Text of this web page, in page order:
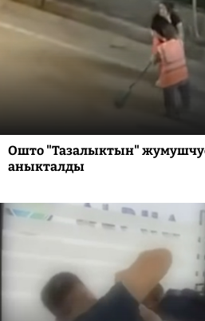
Ошто "Тазалыктын"
аныкталды